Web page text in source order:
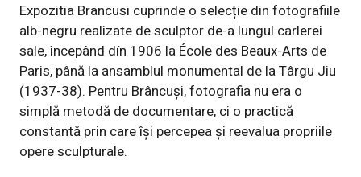
Expozitia Brancusi cuprinde o selecție din fotografiile
alb-negru realizate de sculptor de-a lungul carlerei
sale, începând dín 1906 la École des Beaux-Arts de
Paris, până la ansamblul monumental de la Târgu Jiu
(1937-38). Pentru Brâncuși, fotografia nu era o
simplă metodă de documentare, ci o practică
constantă prin care îşi percepea și reevalua propriile
opere sculpturale.